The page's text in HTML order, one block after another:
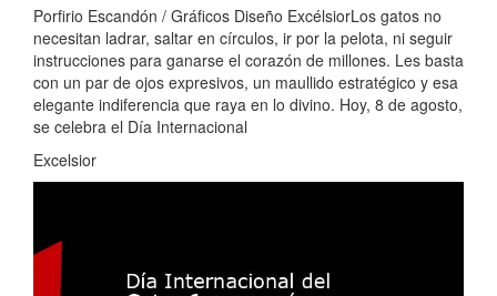
Porfirio Escandón / Gráficos Diseño ExcélsiorLos gatos no
necesitan ladrar, saltar en círculos, ir por la pelota, ni seguir
instrucciones para ganarse el corazón de millones. Les basta
con un par de ojos expresivos, un maullido estratégico y esa
elegante indiferencia que raya en lo divino. Hoy, 8 de agosto,
se celebra el Día Internacional
Excelsior